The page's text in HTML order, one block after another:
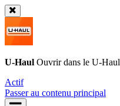
U-Haul Ouvrir dans le U-Haul
Actif
Passer au contenu principal